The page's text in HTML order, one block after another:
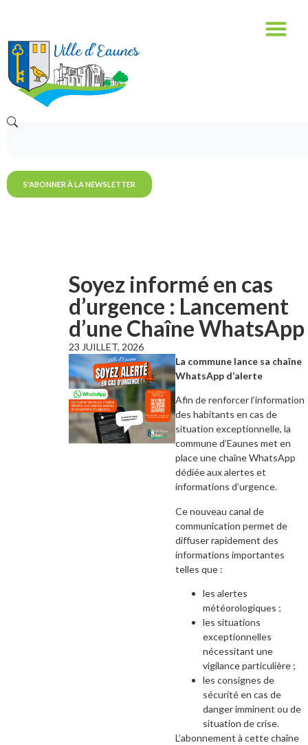
S'ABONNER À LA NEWSLETTER
Soyez informé en cas
d’urgence : Lancement
d’une Chaîne WhatsApp
23 JUILLET, 2026
La commune lance sa chaîne
WhatsApp d’alerte
Afin de renforcer l’information
des habitants en cas de
situation exceptionnelle, la
commune d’Eaunes met en
place une chaîne WhatsApp
dédiée aux alertes et
informations d’urgence.
Ce nouveau canal de
communication permet de
diffuser rapidement des
informations importantes
telles que :
les alertes
météorologiques ;
les situations
exceptionnelles
nécessitant une
vigilance particulière ;
les consignes de
sécurité en cas de
danger imminent ou de
situation de crise.
L’abonnement à cette chaîne